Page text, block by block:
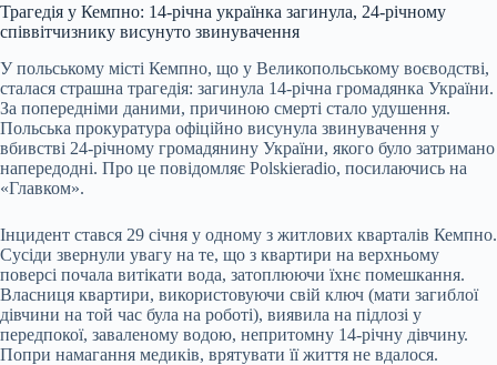
Трагедія у Кемпно: 14-річна українка загинула, 24-річному
співвітчизнику висунуто звинувачення
У польському місті Кемпно, що у Великопольському воєводстві,
сталася страшна трагедія: загинула 14-річна громадянка України.
За попередніми даними, причиною смерті стало удушення.
Польська прокуратура офіційно висунула звинувачення у
вбивстві 24-річному громадянину України, якого було затримано
напередодні. Про це повідомляє Рolskieradio, посилаючись на
«Главком».
Інцидент стався 29 січня у одному з житлових кварталів Кемпно.
Сусіди звернули увагу на те, що з квартири на верхньому
поверсі почала витікати вода, затоплюючи їхнє помешкання.
Власниця квартири, використовуючи свій ключ (мати загиблої
дівчини на той час була на роботі), виявила на підлозі у
передпокої, заваленому водою, непритомну 14-річну дівчину.
Попри намагання медиків, врятувати її життя не вдалося.